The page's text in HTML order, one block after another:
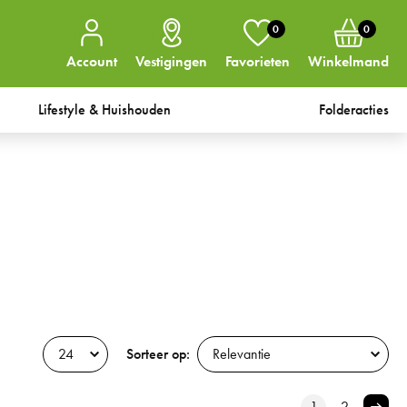
Account Vestigingen
0
Favorieten
0
Winkelmand
Lifestyle & Huishouden Folderacties
Sorteer op: